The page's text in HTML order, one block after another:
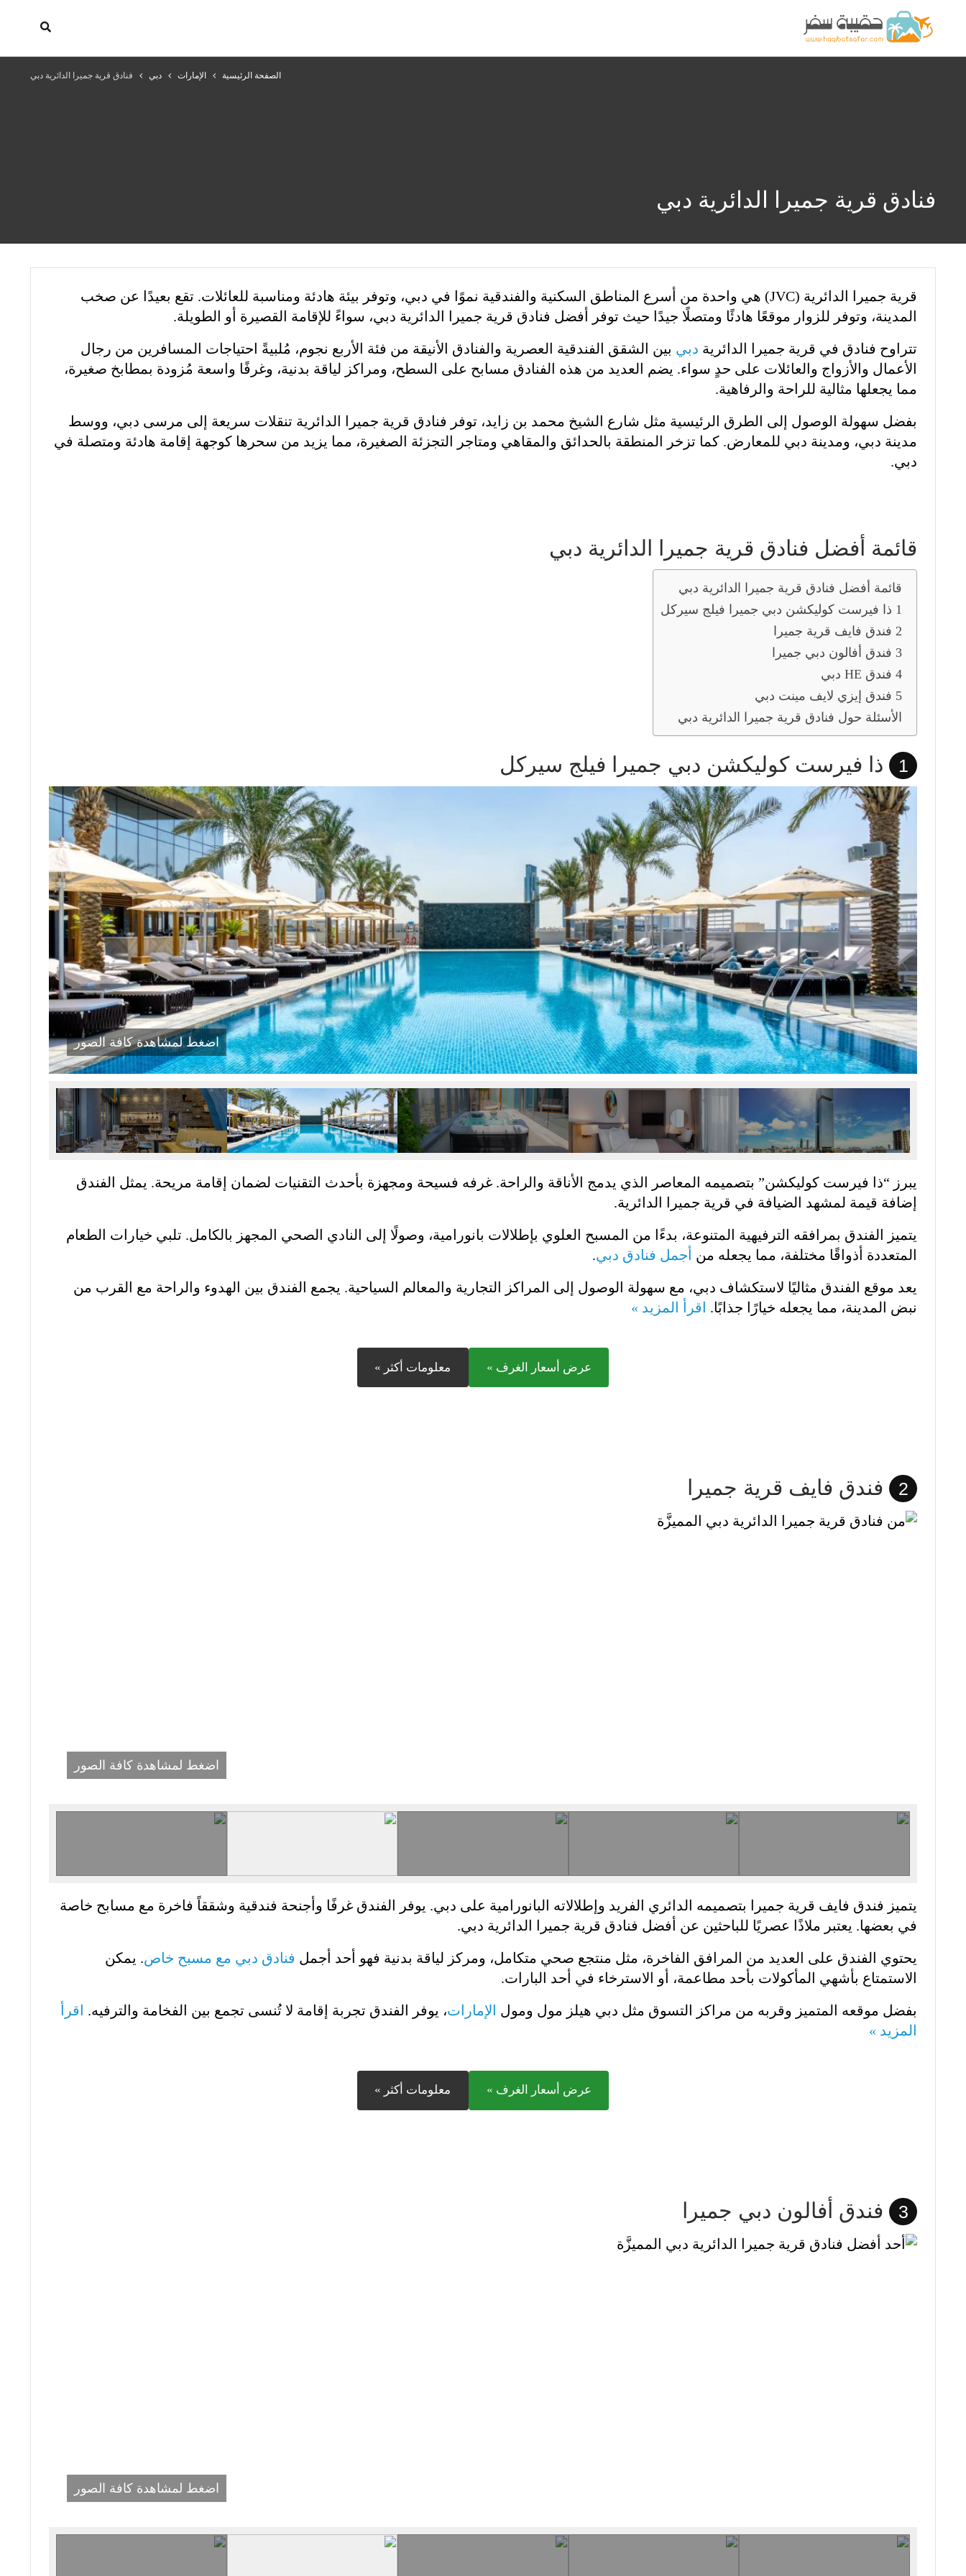
الصفحة الرئيسية الإمارات دبي فنادق قرية جميرا الدائرية دبي
فنادق قرية جميرا الدائرية دبي
قرية جميرا الدائرية (JVC) هي واحدة من أسرع المناطق السكنية والفندقية نموًا في دبي، وتوفر بيئة هادئة ومناسبة للعائلات. تقع بعيدًا عن صخب
المدينة، وتوفر للزوار موقعًا هادئًا ومتصلًا جيدًا حيث توفر أفضل فنادق قرية جميرا الدائرية دبي، سواءً للإقامة القصيرة أو الطويلة.
تتراوح فنادق في قرية جميرا الدائرية دبي بين الشقق الفندقية العصرية والفنادق الأنيقة من فئة الأربع نجوم، مُلبيةً احتياجات المسافرين من رجال
الأعمال والأزواج والعائلات على حدٍ سواء. يضم العديد من هذه الفنادق مسابح على السطح، ومراكز لياقة بدنية، وغرفًا واسعة مُزودة بمطابخ صغيرة،
مما يجعلها مثالية للراحة والرفاهية.
بفضل سهولة الوصول إلى الطرق الرئيسية مثل شارع الشيخ محمد بن زايد، توفر فنادق قرية جميرا الدائرية تنقلات سريعة إلى مرسى دبي، ووسط
مدينة دبي، ومدينة دبي للمعارض. كما تزخر المنطقة بالحدائق والمقاهي ومتاجر التجزئة الصغيرة، مما يزيد من سحرها كوجهة إقامة هادئة ومتصلة في
دبي.
قائمة أفضل فنادق قرية جميرا الدائرية دبي
قائمة أفضل فنادق قرية جميرا الدائرية دبي
1 ذا فيرست كوليكشن دبي جميرا فيلج سيركل
2 فندق فايف قرية جميرا
3 فندق أفالون دبي جميرا
4 فندق HE دبي
5 فندق إيزي لايف مينت دبي
الأسئلة حول فنادق قرية جميرا الدائرية دبي
1 ذا فيرست كوليكشن دبي جميرا فيلج سيركل
اضغط لمشاهدة كافة الصور
يبرز “ذا فيرست كوليكشن” بتصميمه المعاصر الذي يدمج الأناقة والراحة. غرفه فسيحة ومجهزة بأحدث التقنيات لضمان إقامة مريحة. يمثل الفندق
إضافة قيمة لمشهد الضيافة في قرية جميرا الدائرية.
يتميز الفندق بمرافقه الترفيهية المتنوعة، بدءًا من المسبح العلوي بإطلالات بانورامية، وصولًا إلى النادي الصحي المجهز بالكامل. تلبي خيارات الطعام
المتعددة أذواقًا مختلفة، مما يجعله من أجمل فنادق دبي.
يعد موقع الفندق مثاليًا لاستكشاف دبي، مع سهولة الوصول إلى المراكز التجارية والمعالم السياحية. يجمع الفندق بين الهدوء والراحة مع القرب من
نبض المدينة، مما يجعله خيارًا جذابًا.
اقرأ المزيد »
عرض أسعار الغرف » معلومات أكثر »
2 فندق فايف قرية جميرا
اضغط لمشاهدة كافة الصور
يتميز فندق فايف قرية جميرا بتصميمه الدائري الفريد وإطلالاته البانورامية على دبي. يوفر الفندق غرفًا وأجنحة فندقية وشققاً فاخرة مع مسابح خاصة
في بعضها. يعتبر ملاذًا عصريًا للباحثين عن أفضل فنادق قرية جميرا الدائرية دبي.
يحتوي الفندق على العديد من المرافق الفاخرة، مثل منتجع صحي متكامل، ومركز لياقة بدنية فهو أحد أجمل فنادق دبي مع مسبح خاص. يمكن
الاستمتاع بأشهي المأكولات بأحد مطاعمة، أو الاسترخاء في أحد البارات.
بفضل موقعه المتميز وقربه من مراكز التسوق مثل دبي هيلز مول ومول الإمارات، يوفر الفندق تجربة إقامة لا تُنسى تجمع بين الفخامة والترفيه.
اقرأ
المزيد »
عرض أسعار الغرف » معلومات أكثر »
3 فندق أفالون دبي جميرا
اضغط لمشاهدة كافة الصور